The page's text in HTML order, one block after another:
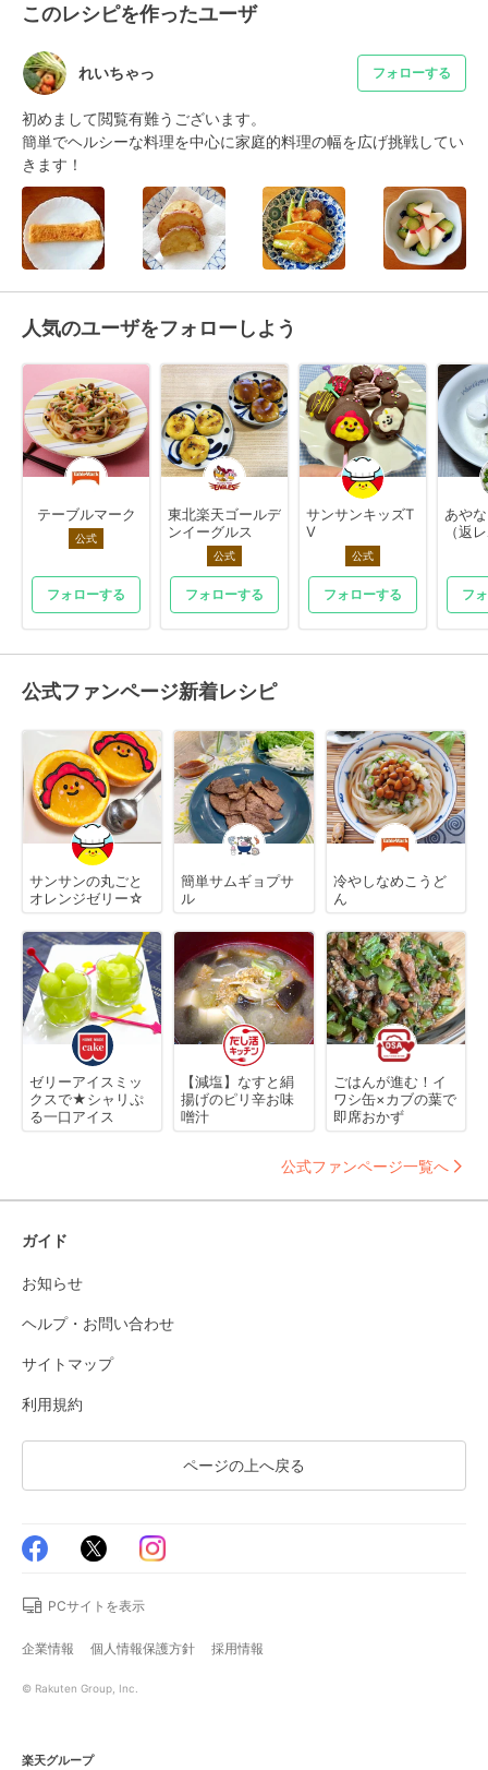
このレシピを作ったユーザ
れいちゃっ フォローする
初めまして閲覧有難うございます。
簡単でヘルシーな料理を中心に家庭的料理の幅を広げ挑戦してい
きます！
人気のユーザをフォローしよう
テーブルマーク
公式
フォローする
東北楽天ゴールデ
ンイーグルス
公式
フォローする
サンサンキッズT
V
公式
フォローする
あや
（返
フ
公式ファンページ新着レシピ
サンサンの丸ごと
オレンジゼリー☆
簡単サムギョプサ
ル
冷やしなめこうど
ん
ゼリーアイスミッ
クスで★シャリぷ
る一口アイス
【減塩】なすと絹
揚げのピリ辛お味
噌汁
ごはんが進む！イ
ワシ缶×カブの葉で
即席おかず
公式ファンページ一覧へ
ガイド
お知らせ
ヘルプ・お問い合わせ
サイトマップ
利用規約
ページの上へ戻る
PCサイトを表示
企業情報 個人情報保護方針 採用情報
© Rakuten Group, Inc.
楽天グループ